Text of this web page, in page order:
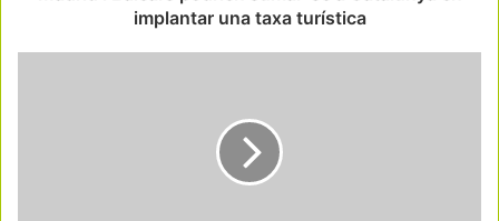
implantar una taxa turística